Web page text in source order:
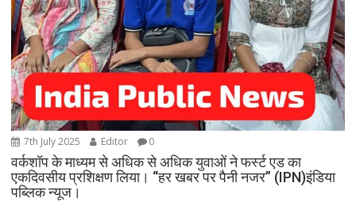
7th July 2025 Editor 0
वर्कशॉप के माध्यम से अधिक से अधिक युवाओं ने फर्स्ट एड का
एकदिवसीय प्रशिक्षण लिया। “हर खबर पर पैनी नजर” (IPN)इंडिया
पब्लिक न्यूज।